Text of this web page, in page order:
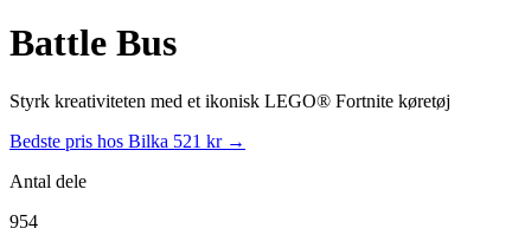
Battle Bus
Styrk kreativiteten med et ikonisk LEGO® Fortnite køretøj
Bedste pris hos Bilka 521 kr →
Antal dele
954